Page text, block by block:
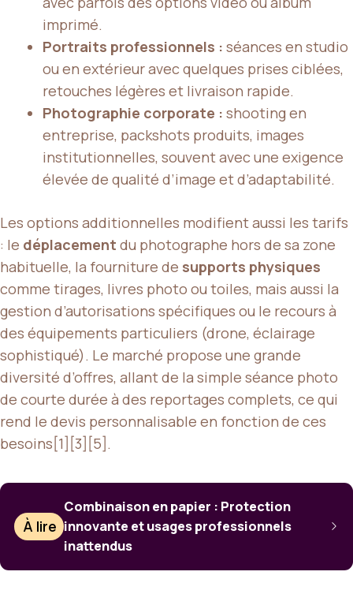
imprimé.
Portraits professionnels : séances en studio
ou en extérieur avec quelques prises ciblées,
retouches légères et livraison rapide.
Photographie corporate : shooting en
entreprise, packshots produits, images
institutionnelles, souvent avec une exigence
élevée de qualité d’image et d’adaptabilité.
Les options additionnelles modifient aussi les tarifs
: le déplacement du photographe hors de sa zone
habituelle, la fourniture de supports physiques
comme tirages, livres photo ou toiles, mais aussi la
gestion d’autorisations spécifiques ou le recours à
des équipements particuliers (drone, éclairage
sophistiqué). Le marché propose une grande
diversité d’offres, allant de la simple séance photo
de courte durée à des reportages complets, ce qui
rend le devis personnalisable en fonction de ces
besoins[1][3][5].
À lire
Combinaison en papier : Protection
innovante et usages professionnels
inattendus